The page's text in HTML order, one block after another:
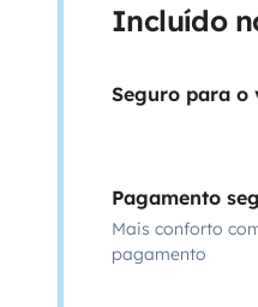
Incluído
Seguro para o
Pagamento
Mais conforto
pagamento